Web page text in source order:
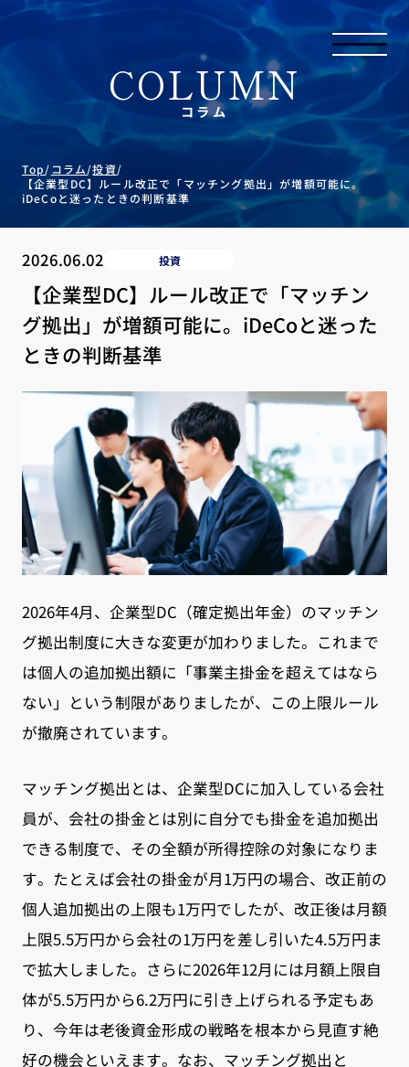
COLUMN
コラム
Top/コラム/投資/
【企業型DC】ルール改正で「マッチング拠出」が増額可能に。
iDeCoと迷ったときの判断基準
2026.06.02 投資
【企業型DC】ルール改正で「マッチン
グ拠出」が増額可能に。iDeCoと迷った
ときの判断基準
2026年4月、企業型DC（確定拠出年金）のマッチン
グ拠出制度に大きな変更が加わりました。これまで
は個人の追加拠出額に「事業主掛金を超えてはなら
ない」という制限がありましたが、この上限ルール
が撤廃されています。
マッチング拠出とは、企業型DCに加入している会社
員が、会社の掛金とは別に自分でも掛金を追加拠出
できる制度で、その全額が所得控除の対象になりま
す。たとえば会社の掛金が月1万円の場合、改正前の
個人追加拠出の上限も1万円でしたが、改正後は月額
上限5.5万円から会社の1万円を差し引いた4.5万円ま
で拡大しました。さらに2026年12月には月額上限自
体が5.5万円から6.2万円に引き上げられる予定もあ
り、今年は老後資金形成の戦略を根本から見直す絶
好の機会といえます。なお、マッチング拠出と